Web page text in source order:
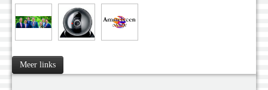
Meer links